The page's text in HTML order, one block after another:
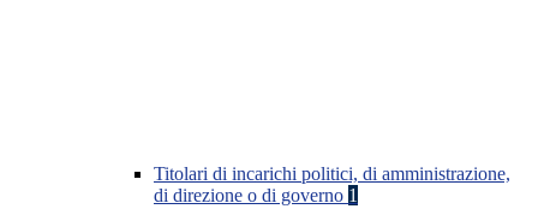
Titolari di incarichi politici, di amministrazione,
di direzione o di governo 1